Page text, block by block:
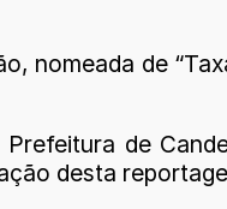
nomeada de
de
desta